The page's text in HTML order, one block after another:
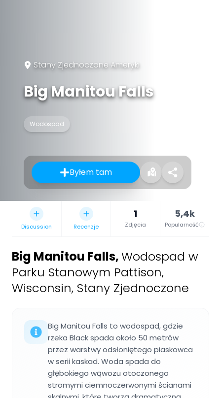
Stany Zjednoczone Ameryki
Big Manitou Falls
Wodospad
Byłem tam
Discussion Recenzje
1
Zdjęcia
5,4k
Popularność
Big Manitou Falls,Wodospad w
Parku Stanowym Pattison,
Wisconsin, Stany Zjednoczone
Big Manitou Falls to wodospad, gdzie
rzeka Black spada około 50 metrów
przez warstwy odsłoniętego piaskowca
w serii kaskad. Woda spada do
głębokiego wąwozu otoczonego
stromymi ciemnoczerwonymi ścianami